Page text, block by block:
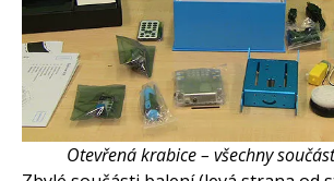
Otevřená krabice – všechny